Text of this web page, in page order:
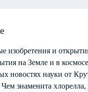
изобретения и
на Земле и в
новостях науки от
знаменита хлорелла,